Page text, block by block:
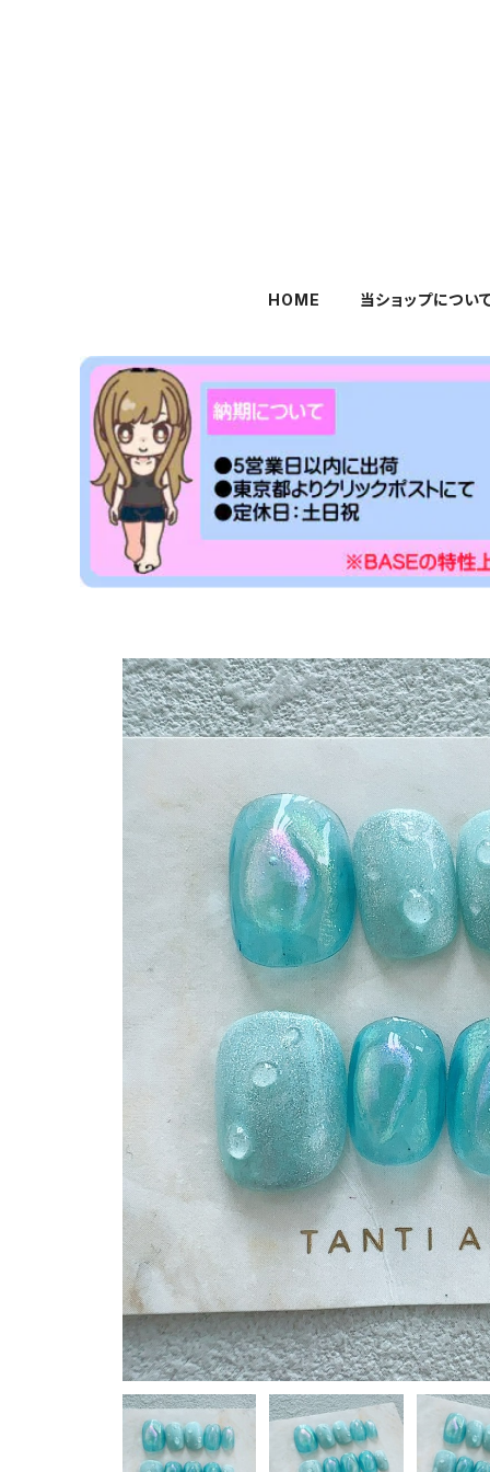
HOME 当ショップについ